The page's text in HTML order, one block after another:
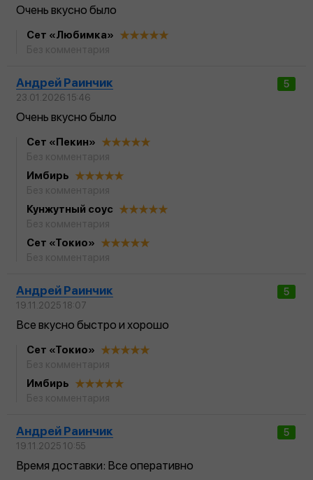
Очень вкусно было
Сет «Любимка»
5
Андрей Раинчик
23.01.2026 15:46
Очень вкусно было
Сет «Пекин»
Имбирь
Кунжутный соус
Сет «Токио»
5
Андрей Раинчик
19.11.2025 18:07
Все вкусно быстро и хорошо
Сет «Токио»
Имбирь
5
Андрей Раинчик
19.11.2025 10:55
Время доставки: Все оперативно